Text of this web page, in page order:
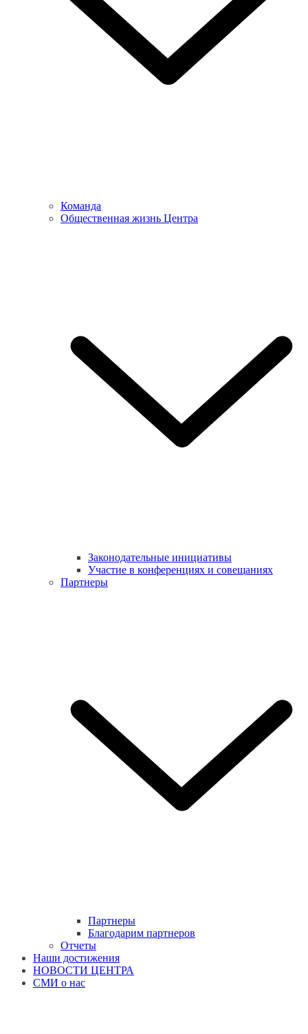
Команда
Общественная жизнь Центра
Законодательные инициативы
Участие в конференциях и совещаниях
Партнеры
Партнеры
Благодарим партнеров
Отчеты
Наши достижения
НОВОСТИ ЦЕНТРА
СМИ о нас